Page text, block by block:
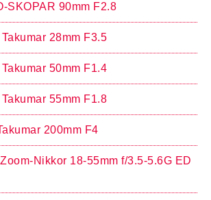
SKOPAR 90mm F2.8
28mm F3.5
50mm F1.4
55mm F1.8
200mm F4
Nikkor 18-55mm f/3.5-5.6G ED